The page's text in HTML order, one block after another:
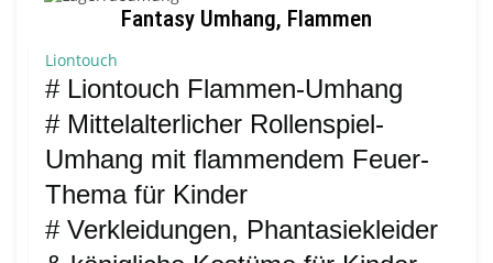
Fantasy Umhang, Flammen
Liontouch
# Liontouch Flammen-Umhang
# Mittelalterlicher Rollenspiel-
Umhang mit flammendem Feuer-
Thema für Kinder
# Verkleidungen, Phantasiekleider